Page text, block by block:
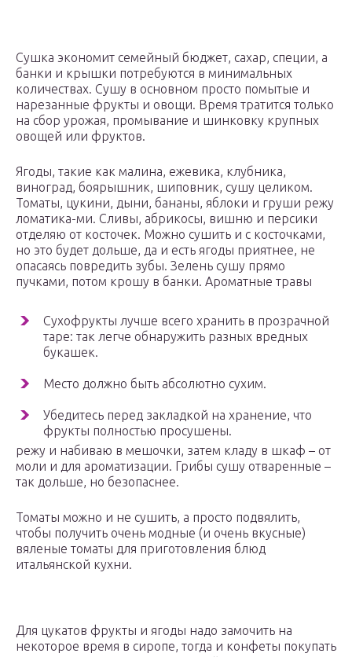
Сушка экономит семейный бюджет, сахар, специи, а
банки и крышки потребуются в минимальных
количествах. Сушу в основном просто помытые и
нарезанные фрукты и овощи. Время тратится только
на сбор урожая, промывание и шинковку крупных
овощей или фруктов.
Ягоды, такие как малина, ежевика, клубника,
виноград, боярышник, шиповник, сушу целиком.
Томаты, цукини, дыни, бананы, яблоки и груши режу
ломатика-ми. Сливы, абрикосы, вишню и персики
отделяю от косточек. Можно сушить и с косточками,
но это будет дольше, да и есть ягоды приятнее, не
опасаясь повредить зубы. Зелень сушу прямо
пучками, потом крошу в банки. Ароматные травы
Сухофрукты лучше всего хранить в прозрачной
таре: так легче обнаружить разных вредных
букашек.
Место должно быть абсолютно сухим.
Убедитесь перед закладкой на хранение, что
фрукты полностью просушены.
режу и набиваю в мешочки, затем кладу в шкаф – от
моли и для ароматизации. Грибы сушу отваренные –
так дольше, но безопаснее.
Томаты можно и не сушить, а просто подвялить,
чтобы получить очень модные (и очень вкусные)
вяленые томаты для приготовления блюд
итальянской кухни.
Для цукатов фрукты и ягоды надо замочить на
некоторое время в сиропе, тогда и конфеты покупать